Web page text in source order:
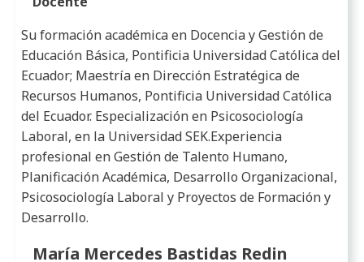
Su formación académica en Docencia y Gestión de
Educación Básica, Pontificia Universidad Católica del
Ecuador; Maestría en Dirección Estratégica de
Recursos Humanos, Pontificia Universidad Católica
del Ecuador. Especialización en Psicosociología
Laboral, en la Universidad SEK.Experiencia
profesional en Gestión de Talento Humano,
Planificación Académica, Desarrollo Organizacional,
Psicosociología Laboral y Proyectos de Formación y
Desarrollo.
María Mercedes Bastidas Redin